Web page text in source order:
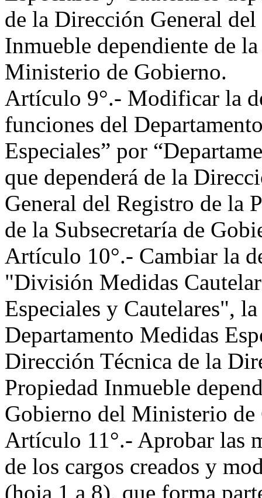
de la Dirección General
Inmueble dependiente de
Ministerio de Gobierno.
Artículo 9°.- Modificar la
funciones del
Especiales” por
que dependerá de la
General del Registro de la
de la Subsecretaría de
Artículo 10°.- Cambiar la
"División Medidas
Especiales y Cautelares",
Departamento Medidas
Dirección Técnica de la
Propiedad Inmueble
Gobierno del Ministerio de
Artículo 11°.- Aprobar las
de los cargos creados y
(hoja 1 a 8), que forma